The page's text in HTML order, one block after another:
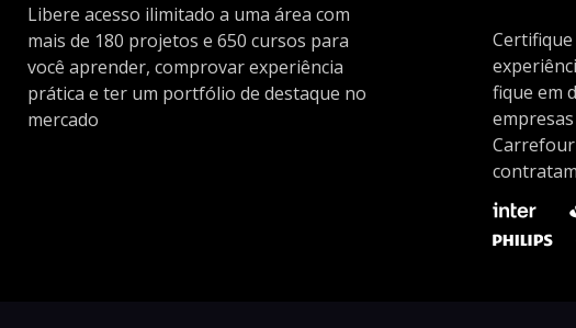
Libere acesso ilimitado a uma área com
mais de 180 projetos e 650 cursos para
você aprender, comprovar experiência
prática e ter um portfólio de destaque no
mercado
fique em